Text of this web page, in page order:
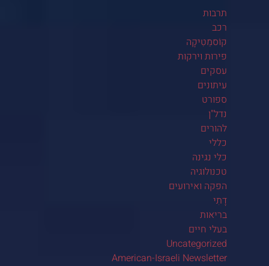
תרבות
רכב
קוֹסמֵטִיקָה
פירות וירקות
עסקים
עיתונים
ספורט
נדל"ן
להורים
כללי
כלי נגינה
טכנולוגיה
הפקה ואירועים
דָתִי
בריאות
בעלי חיים
Uncategorized
American-Israeli Newsletter